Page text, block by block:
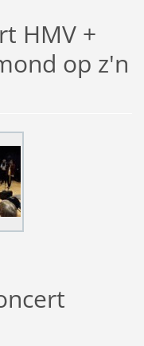
HMV +
op z'n